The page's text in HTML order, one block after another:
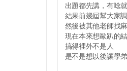
出題都先講，有唸
結果前幾屆幫大家
然後被其他老師找
現在本來想歐趴的
搞得裡外不是人
是不是想以後讓學